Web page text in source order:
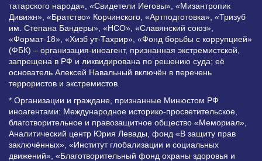
татарского народа», «Свидетели Иеговы», «Мизантропик
Дивижн», «Братство» Корчинского, «Артподготовка», «Тризуб
им. Степана Бандеры», «НСО», «Славянский союз»,
«Формат-18», «Хизб ут-Тахрир», «Фонд борьбы с коррупцией»
(ФБК) – организация-иноагент, признанная экстремистской,
запрещена в РФ и ликвидирована по решению суда; её
основатель Алексей Навальный включён в перечень
террористов и экстремистов.
* Организации и граждане, признанные Минюстом РФ
иноагентами: Международное историко-просветительское,
благотворительное и правозащитное общество «Мемориал»,
Аналитический центр Юрия Левады, фонд «В защиту прав
заключённых», «Институт глобализации и социальных
движений», «Благотворительный фонд охраны здоровья и